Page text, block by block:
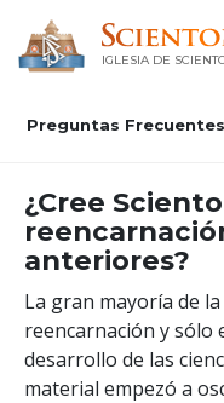
IGLESIA DE
Preguntas Frecuentes
¿Cree
anteriores?
La gran mayoría de
reencarnación y sólo
desarrollo de las
material empezó a